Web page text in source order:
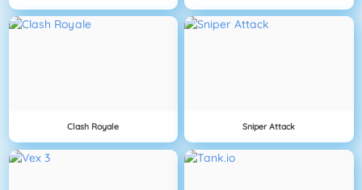
Clash Royale Sniper Attack